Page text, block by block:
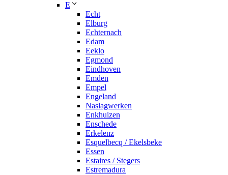
E
Echt
Elburg
Echternach
Edam
Eeklo
Egmond
Eindhoven
Emden
Empel
Engeland
Naslagwerken
Enkhuizen
Enschede
Erkelenz
Esquelbecq / Ekelsbeke
Essen
Estaires / Stegers
Estremadura